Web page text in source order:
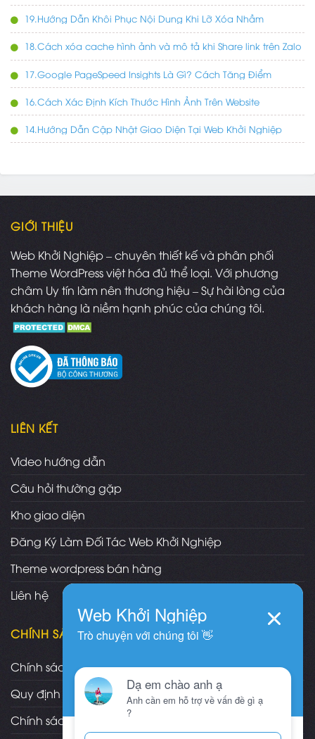
19.Hướng Dẫn Khôi Phục Nội Dung Khi Lỡ Xóa Nhầm
18.Cách xóa cache hình ảnh và mô tả khi Share link trên Zalo
17.Google PageSpeed Insights Là Gì? Cách Tăng Điểm
16.Cách Xác Định Kích Thước Hình Ảnh Trên Website
14.Hướng Dẫn Cập Nhật Giao Diện Tại Web Khởi Nghiệp
GIỚI THIỆU
Web Khởi Nghiệp – chuyên thiết kế và phân phối
Theme WordPress việt hóa đủ thể loại. Với phương
châm Uy tín làm nên thương hiệu – Sự hài lòng của
khách hàng là niềm hạnh phúc của chúng tôi.
LIÊN KẾT
Video hướng dẫn
Câu hỏi thường gặp
Kho giao diện
Đăng Ký Làm Đối Tác Web Khởi Nghiệp
Theme wordpress bán hàng
Liên hệ
CHÍNH SÁCH
Chính sách và quy định chung
Quy định và hình thức thanh toán
Chính sách vận chuyển/giao nhận/cài đặt